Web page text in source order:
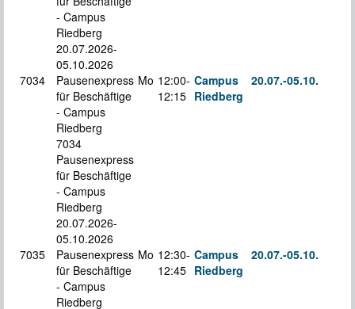
- Campus
Riedberg
20.07.2026-
05.10.2026
7034
Pausenexpress
für Beschäftige
- Campus
Riedberg
7034
Pausenexpress
für Beschäftige
- Campus
Riedberg
20.07.2026-
05.10.2026
Mo 12:00-
12:15
Campus
Riedberg
20.07.-05.10.
7035
Pausenexpress
für Beschäftige
- Campus
Riedberg
Mo 12:30-
12:45
Campus
Riedberg
20.07.-05.10.